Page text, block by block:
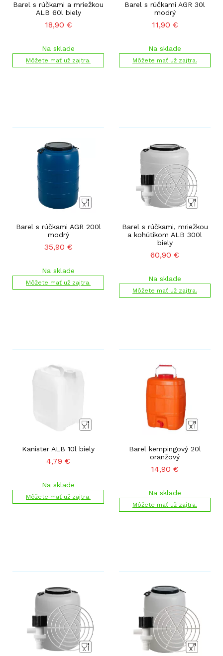
Barel s rúčkami a mriežkou
ALB 60l biely
18,90 €
Na sklade
Môžete mať už zajtra.
Barel s rúčkami AGR 30l
modrý
11,90 €
Na sklade
Môžete mať už zajtra.
Barel s rúčkami AGR 200l
modrý
35,90 €
Na sklade
Môžete mať už zajtra.
Barel s rúčkami, mriežkou
a kohútikom ALB 300l
biely
60,90 €
Na sklade
Môžete mať už zajtra.
Kanister ALB 10l biely
4,79 €
Na sklade
Môžete mať už zajtra.
Barel kempingový 20l
oranžový
14,90 €
Na sklade
Môžete mať už zajtra.